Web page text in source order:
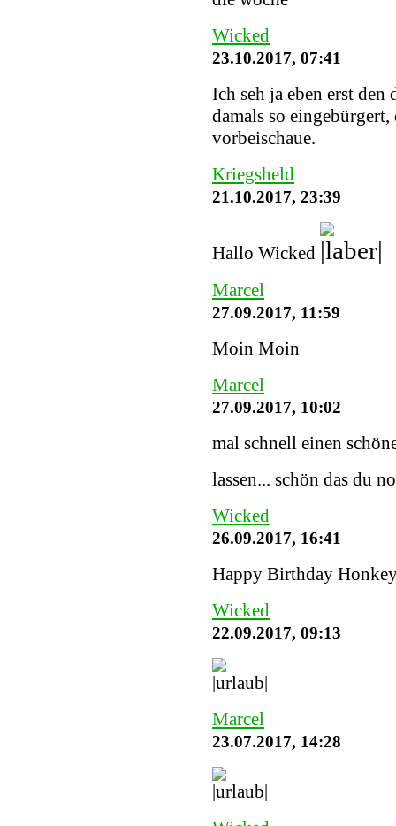
Wicked
23.10.2017, 07:41
Ich seh ja eben erst den
damals so
vorbeischaue.
Kriegsheld
21.10.2017, 23:39
Hallo Wicked
Marcel
27.09.2017, 11:59
Moin Moin
Marcel
27.09.2017, 10:02
mal schnell einen
lassen... schön das du
Wicked
26.09.2017, 16:41
Happy Birthday
Wicked
22.09.2017, 09:13
Marcel
23.07.2017, 14:28